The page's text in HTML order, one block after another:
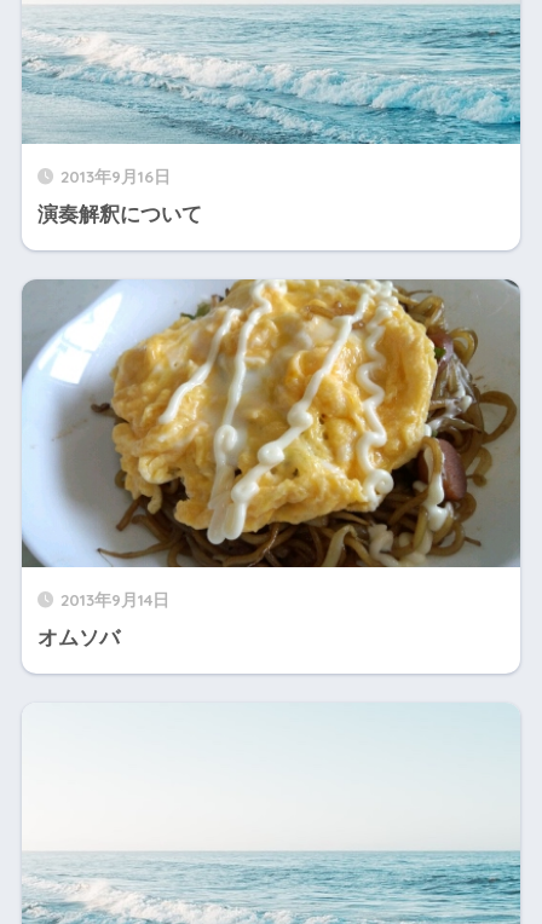
2013年9月16日
演奏解釈について
2013年9月14日
オムソバ